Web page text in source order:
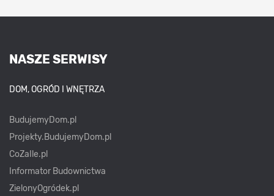
NASZE SERWISY
DOM, OGRÓD I WNĘTRZA
BudujemyDom.pl
Projekty.BudujemyDom.pl
CoZaIle.pl
Informator Budownictwa
ZielonyOgródek.pl